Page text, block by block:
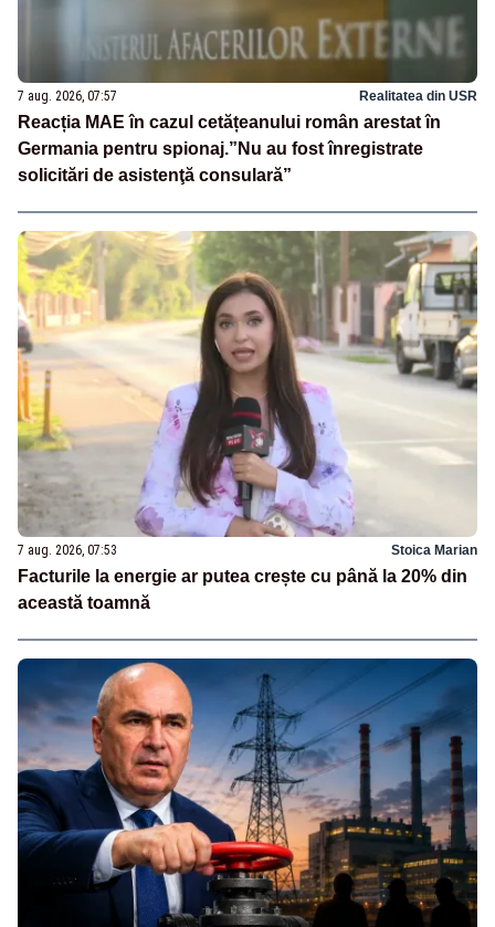
7 aug. 2026, 07:57 Realitatea din USR
Reacția MAE în cazul cetățeanului român arestat în
Germania pentru spionaj.”Nu au fost înregistrate
solicitări de asistenţă consulară”
7 aug. 2026, 07:53 Stoica Marian
Facturile la energie ar putea crește cu până la 20% din
această toamnă